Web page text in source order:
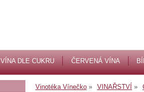
VÍNA DLE CUKRU ČERVENÁ VÍNA
Vinotéka Vínečko VINAŘSTVÍ